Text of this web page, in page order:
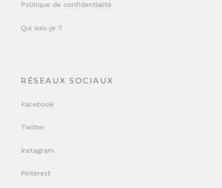
Politique de confidentialité
Qui suis-je ?
RÉSEAUX SOCIAUX
Facebook
Twitter
Instagram
Pinterest